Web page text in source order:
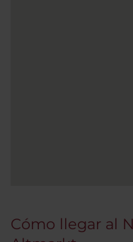
Cómo llegar al